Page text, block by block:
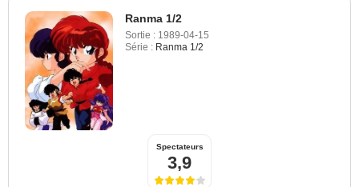
Ranma 1/2
Sortie : 1989-04-15
Série : Ranma 1/2
Spectateurs
3,9